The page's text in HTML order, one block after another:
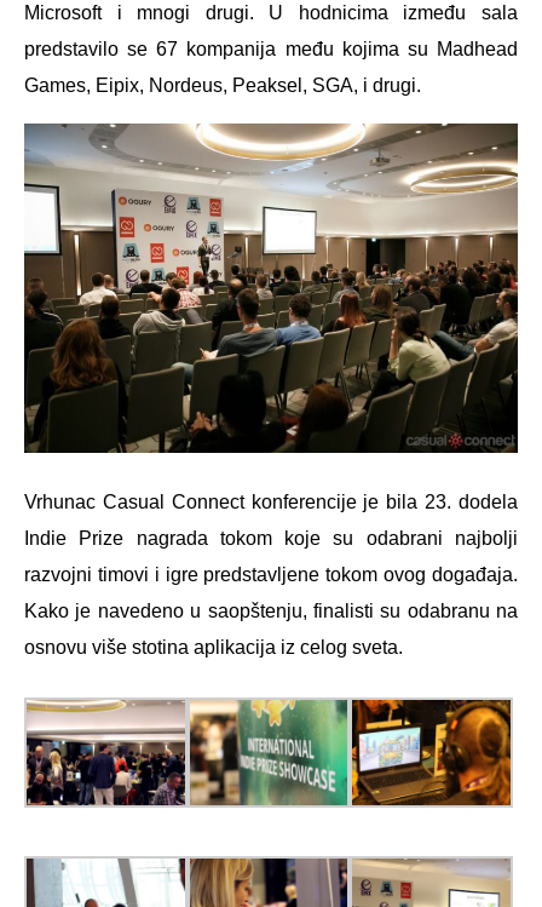
Microsoft i mnogi drugi. U hodnicima između sala
predstavilo se 67 kompanija među kojima su Madhead
Games, Eipix, Nordeus, Peaksel, SGA, i drugi.
Vrhunac Casual Connect konferencije je bila 23. dodela
Indie Prize nagrada tokom koje su odabrani najbolji
razvojni timovi i igre predstavljene tokom ovog događaja.
Kako je navedeno u saopštenju, finalisti su odabranu na
osnovu više stotina aplikacija iz celog sveta.